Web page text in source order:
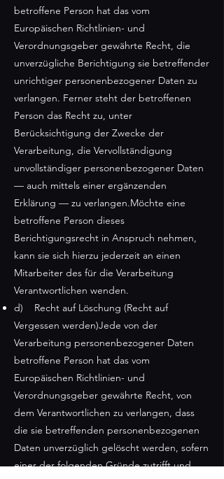
betroffene Person hat das vom
Europäischen Richtlinien- und
Verordnungsgeber gewährte Recht, die
unverzügliche Berichtigung sie betreffender
unrichtiger personenbezogener Daten zu
verlangen. Ferner steht der betroffenen
Person das Recht zu, unter
Berücksichtigung der Zwecke der
Verarbeitung, die Vervollständigung
unvollständiger personenbezogener Daten
— auch mittels einer ergänzenden
Erklärung — zu verlangen.Möchte eine
betroffene Person dieses
Berichtigungsrecht in Anspruch nehmen,
kann sie sich hierzu jederzeit an einen
Mitarbeiter des für die Verarbeitung
Verantwortlichen wenden.
d) Recht auf Löschung (Recht auf
Vergessen werden)Jede von der
Verarbeitung personenbezogener Daten
betroffene Person hat das vom
Europäischen Richtlinien- und
Verordnungsgeber gewährte Recht, von
dem Verantwortlichen zu verlangen, dass
die sie betreffenden personenbezogenen
Daten unverzüglich gelöscht werden, sofern
einer der folgenden Gründe zutrifft und